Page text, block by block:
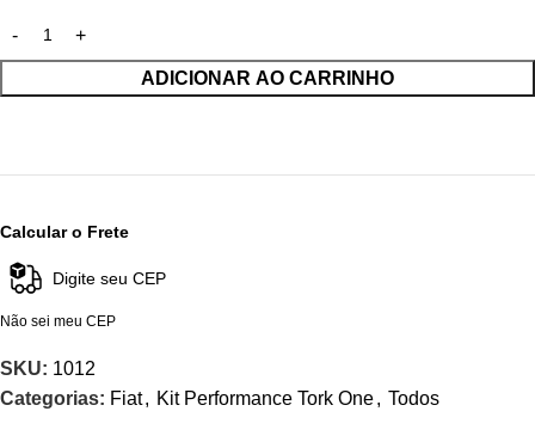
ADICIONAR AO CARRINHO
Calcular o Frete
Não sei meu CEP
SKU: 1012
Categorias: Fiat, Kit Performance Tork One, Todos